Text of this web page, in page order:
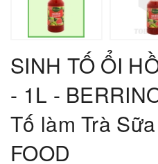
SINH TỐ ỔI
- 1L -
Tố làm Trà
FOOD